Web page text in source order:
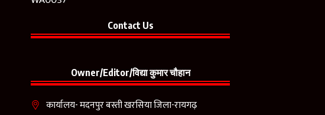
Contact Us
Owner/Editor/विद्या कुमार चौहान
कार्यालय- मदनपुर बस्ती खरसिया जिला-रायगढ़